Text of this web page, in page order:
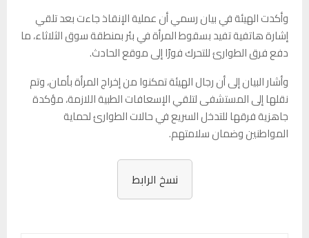
وأكدت الهيئة في بيان رسمي أن عملية الإنقاذ جاءت بعد تلقي
إشارة هاتفية تفيد بسقوط المرأة في بئر بمنطقة سوق الثلاثاء، ما
دفع فرق الطوارئ للتحرك فورًا إلى موقع الحادث.
وأشار البيان إلى أن رجال الهيئة تمكنوا من إخراج المرأة بأمان، وتم
نقلها إلى المستشفى لتلقي الإسعافات الطبية اللازمة، مؤكدة
جاهزية فرقها للتدخل السريع في حالات الطوارئ لحماية
المواطنين وضمان سلامتهم.
نسخ الرابط